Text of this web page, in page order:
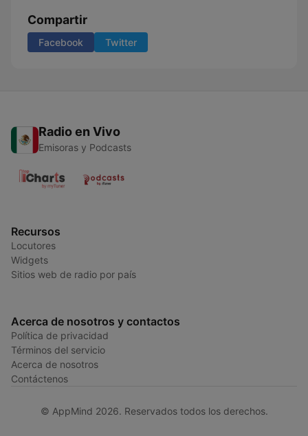
Compartir
Facebook Twitter
Radio en Vivo
Emisoras y Podcasts
Recursos
Locutores
Widgets
Sitios web de radio por país
Acerca de nosotros y contactos
Política de privacidad
Términos del servicio
Acerca de nosotros
Contáctenos
© AppMind 2026. Reservados todos los derechos.